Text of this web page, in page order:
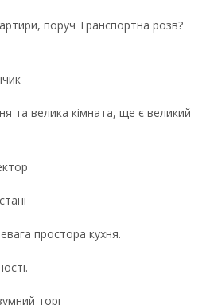
поруч Транспортна розв?
та велика кімната, ще є великий
простора кухня.
торг